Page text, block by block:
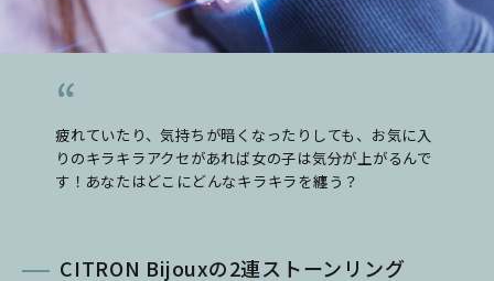
疲れていたり、気持ちが暗くなったりしても、お気に入
りのキラキラアクセがあれば女の子は気分が上がるんで
す！あなたはどこにどんなキラキラを纏う？
CITRON Bijouxの2連ストーンリング